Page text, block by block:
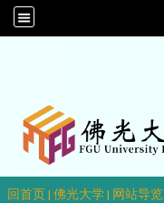
回首页| 佛光大学| 网站导览